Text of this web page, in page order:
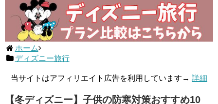
ホーム
ディズニー旅行
当サイトはアフィリエイト広告を利用しています→ 詳細
【冬ディズニー】子供の防寒対策おすすめ10